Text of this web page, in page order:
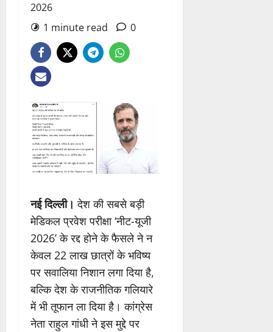
2026
1 minute read
0
नई दिल्ली। देश की सबसे बड़ी
मेडिकल प्रवेश परीक्षा ‘नीट-यूजी
2026’ के रद्द होने के फैसले ने न
केवल 22 लाख छात्रों के भविष्य
पर सवालिया निशान लगा दिया है,
बल्कि देश के राजनीतिक गलियारे
में भी तूफान ला दिया है। कांग्रेस
नेता राहुल गांधी ने इस मुद्दे पर